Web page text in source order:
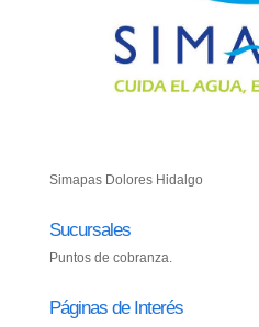
Simapas Dolores Hidalgo
Sucursales
Puntos de cobranza.
Páginas de Interés